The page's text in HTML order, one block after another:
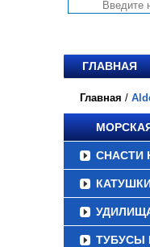
ГЛАВНАЯ
Главная /
СНАСТИ
ТУБУСЫ